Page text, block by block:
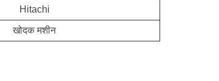
Hitachi
खोदक मशीन